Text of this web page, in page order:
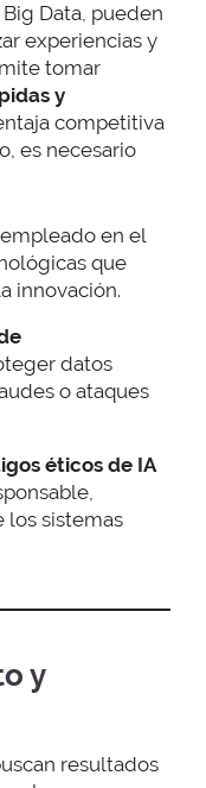
Data, pueden
experiencias y
tomar
y
competitiva
es necesario
en el
que
innovación.
datos
o ataques
éticos de IA
los sistemas
y
resultados